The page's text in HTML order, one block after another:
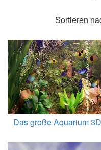
Sortieren
Das große Aquarium 3D